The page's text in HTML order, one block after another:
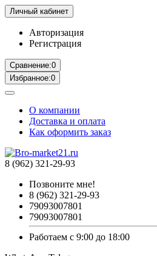
Личный кабинет
Авторизация
Регистрация
Сравнение:0
Избранное:0
О компании
Доставка и оплата
Как оформить заказ
8 (962) 321-29-93
Позвоните мне!
8 (962) 321-29-93
79093007801
79093007801
Работаем с 9:00 до 18:00